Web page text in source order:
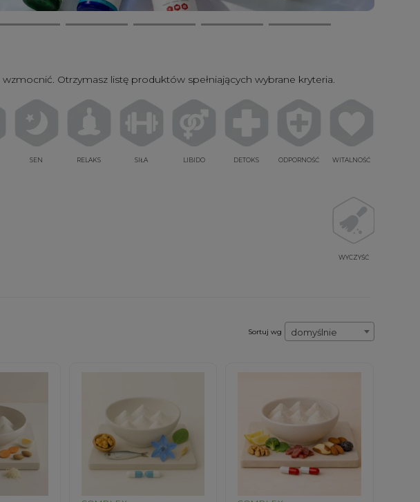
Otrzymasz listę produktów spełniających wybrane kryteria.
SEN RELAKS SIŁA LIBIDO DETOKS ODPORNOŚĆ WITALNOŚĆ
WYCZYŚĆ
Sortuj wg domyślnie